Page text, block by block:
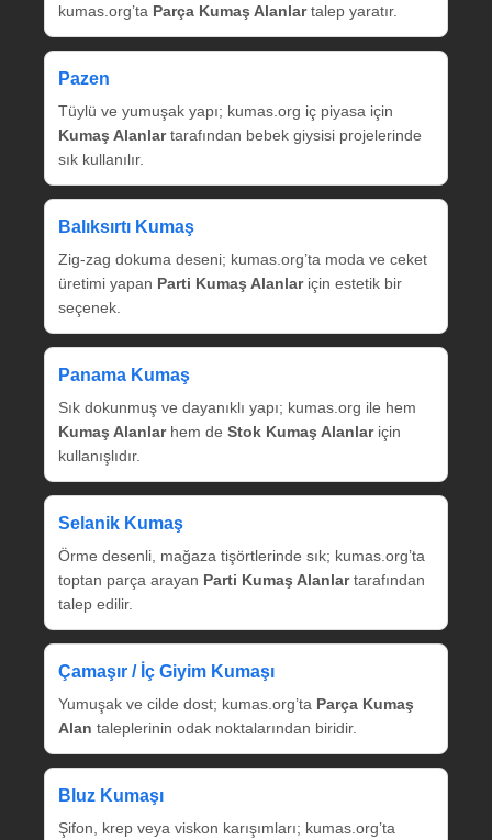
kumas.org’ta Parça Kumaş Alanlartalep yaratır.
Pazen
Tüylü ve yumuşak yapı; kumas.org iç piyasa için
Kumaş Alanlartarafından bebek giysisi projelerinde
sık kullanılır.
Balıksırtı Kumaş
Zig‑zag dokuma deseni; kumas.org’ta moda ve ceket
üretimi yapan Parti Kumaş Alanlariçin estetik bir
seçenek.
Panama Kumaş
Sık dokunmuş ve dayanıklı yapı; kumas.org ile hem
Kumaş Alanlarhem de Stok Kumaş Alanlariçin
kullanışlıdır.
Selanik Kumaş
Örme desenli, mağaza tişörtlerinde sık; kumas.org’ta
toptan parça arayan Parti Kumaş Alanlartarafından
talep edilir.
Çamaşır / İç Giyim Kumaşı
Yumuşak ve cilde dost; kumas.org’ta Parça Kumaş
Alan taleplerinin odak noktalarından biridir.
Bluz Kumaşı
Şifon, krep veya viskon karışımları; kumas.org’ta